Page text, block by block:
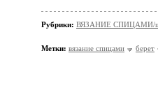
Рубрики: ВЯЗАНИЕ СПИЦАМИ/
Метки: вязание спицами берет